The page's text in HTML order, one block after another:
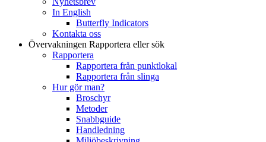
In English
Butterfly Indicators
Kontakta oss
Övervakningen Rapportera eller sök
Rapportera
Rapportera från punktlokal
Rapportera från slinga
Hur gör man?
Broschyr
Metoder
Snabbguide
Handledning